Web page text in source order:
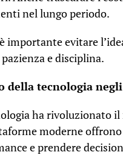
nel lungo periodo.
importante evitare
e disciplina.
della tecnologia
ha rivoluzionato
moderne
e prendere